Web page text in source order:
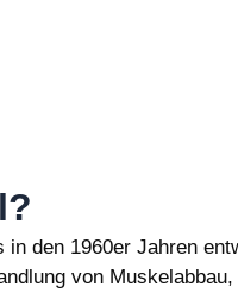
den 1960er Jahren
von